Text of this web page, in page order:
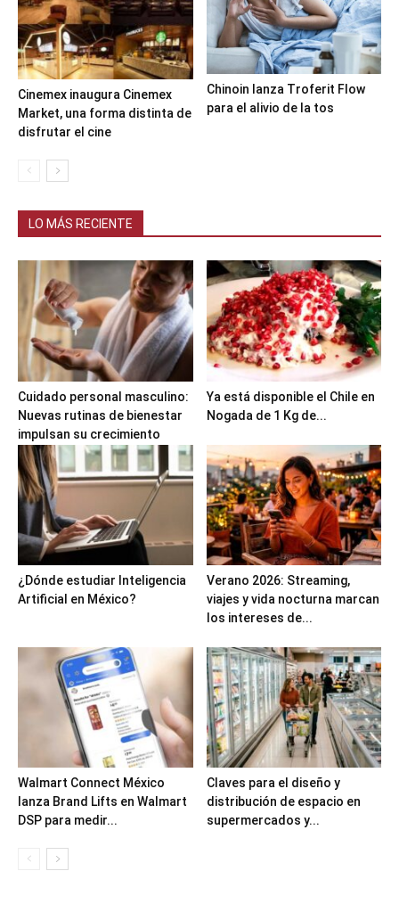
Cinemex inaugura Cinemex
Market, una forma distinta de
disfrutar el cine
Chinoin lanza Troferit Flow
para el alivio de la tos
LO MÁS RECIENTE
Cuidado personal masculino:
Nuevas rutinas de bienestar
impulsan su crecimiento
Ya está disponible el Chile en
Nogada de 1 Kg de...
¿Dónde estudiar Inteligencia
Artificial en México?
Verano 2026: Streaming,
viajes y vida nocturna marcan
los intereses de...
Walmart Connect México
lanza Brand Lifts en Walmart
DSP para medir...
Claves para el diseño y
distribución de espacio en
supermercados y...